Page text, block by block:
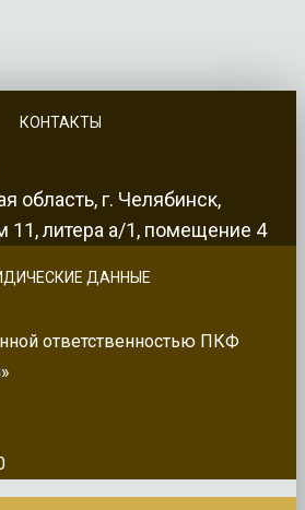
КОНТАКТЫ
область, г. Челябинск,
11, литера а/1, помещение 4
ДАННЫЕ
ответственностью ПКФ